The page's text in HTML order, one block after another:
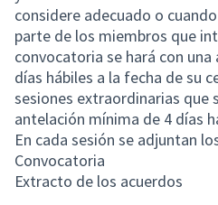
considere adecuado o
parte de los miembros que
convocatoria se hará con
días hábiles a la fecha de su
sesiones extraordinarias que
antelación mínima de 4 días
En cada sesión se adjuntan
Convocatoria
Extracto de los acuerdos